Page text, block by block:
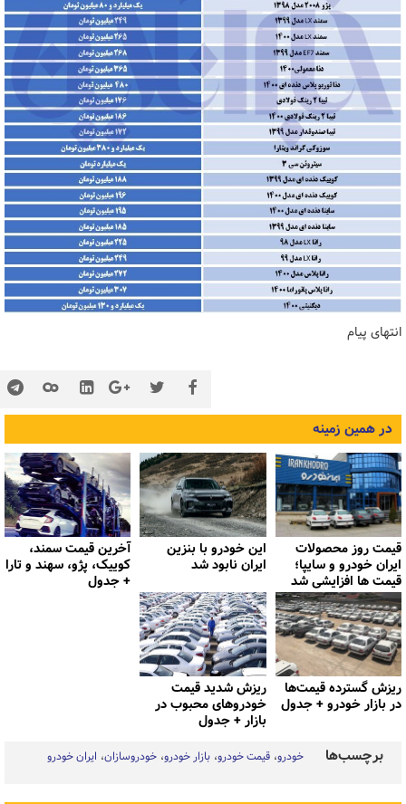
انتهای پیام
در همین زمینه
قیمت روز محصولات
ایران خودرو و سایپا؛
قیمت ها افزایشی شد
این خودرو با بنزین
ایران نابود شد
آخرین قیمت سمند،
کوییک، پژو، سهند و تارا
+ جدول
ریزش گسترده قیمت‌ها
در بازار خودرو + جدول
ریزش شدید قیمت
خودروهای محبوب در
بازار + جدول
برچسب‌ها خودرو قیمت خودرو بازار خودرو خودروسازان ایران خودرو